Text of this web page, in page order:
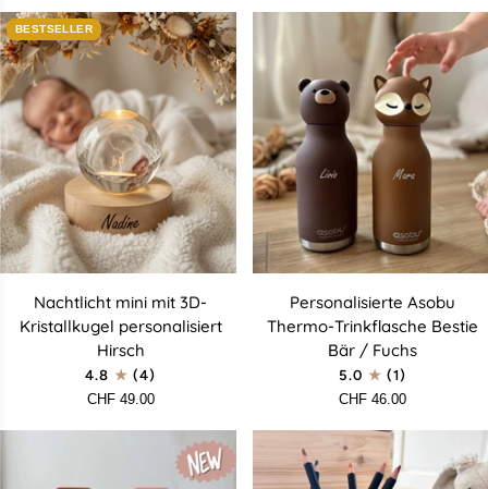
Katze
BESTSELLER
Nachtlicht
mini
Hirsch
Nachtlicht mini mit 3D-
Kristallkugel personalisiert
Hirsch
4.8
(4)
CHF 49.00
Personalisierte
Asobu
/
Fuchs
Personalisierte Asobu
Thermo-Trinkflasche Bestie
Bär / Fuchs
5.0
(1)
CHF 46.00